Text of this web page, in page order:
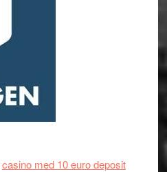
casino med 10 euro deposit